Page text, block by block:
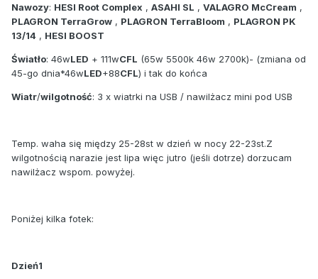
Nawozy: HESI Root Complex , ASAHI SL , VALAGRO McCream ,
PLAGRON TerraGrow , PLAGRON TerraBloom , PLAGRON PK
13/14 , HESI BOOST
Światło: 46wLED + 111wCFL (65w 5500k 46w 2700k)- (zmiana od
45-go dnia*46wLED+88CFL) i tak do końca
Wiatr/wilgotność: 3 x wiatrki na USB / nawilżacz mini pod USB
Temp. waha się między 25-28st w dzień w nocy 22-23st.Z
wilgotnością narazie jest lipa więc jutro (jeśli dotrze) dorzucam
nawilżacz wspom. powyżej.
Poniżej kilka fotek:
Dzień1